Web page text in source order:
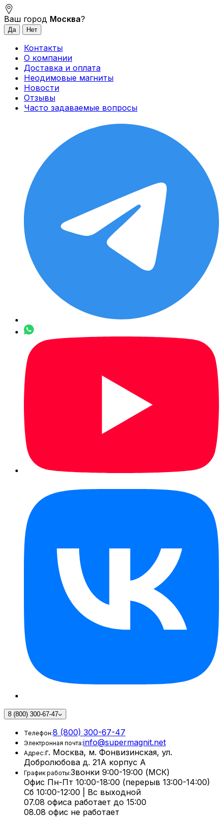
Ваш город Москва?
Контакты
О компании
Доставка и оплата
Неодимовые магниты
Новости
Отзывы
Часто задаваемые вопросы
8 (800) 300-67-47
Телефон:8 (800) 300-67-47
Электронная почта:info@supermagnit.net
Адрес:г. Москва, м. Фонвизинская, ул.
Добролюбова д. 21А корпус А
График работы:Звонки 9:00-19:00 (МСК)
Офис Пн-Пт 10:00-18:00 (перерыв 13:00-14:00)
Сб 10:00-12:00 | Вс выходной
07.08 офиса работает до 15:00
08.08 офис не работает